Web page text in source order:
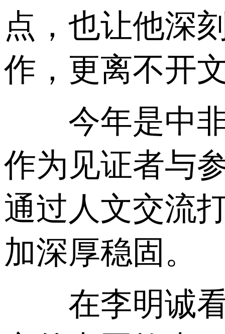
点，也让他深
作，更离不开
今年是中非
作为见证者与
通过人文交流
加深厚稳固。
在李明诚看